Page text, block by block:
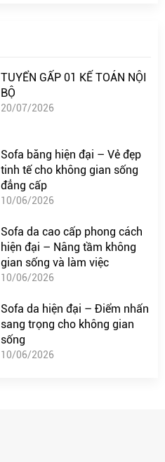
TUYỂN GẤP 01 KẾ TOÁN NỘI
BỘ
20/07/2026
Sofa băng hiện đại – Vẻ đẹp
tinh tế cho không gian sống
đẳng cấp
10/06/2026
Sofa da cao cấp phong cách
hiện đại – Nâng tầm không
gian sống và làm việc
10/06/2026
Sofa da hiện đại – Điểm nhấn
sang trọng cho không gian
sống
10/06/2026